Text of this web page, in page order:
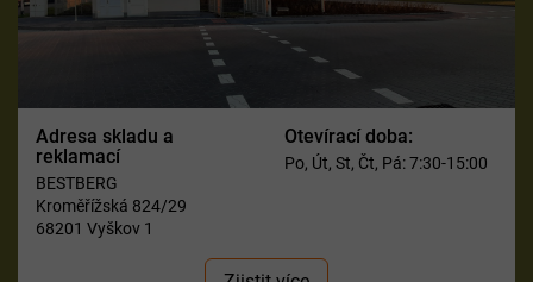
Adresa skladu a
reklamací
BESTBERG
Kroměřížská 824/29
68201 Vyškov 1
Otevírací doba:
Po, Út, St, Čt, Pá: 7:30-15:00